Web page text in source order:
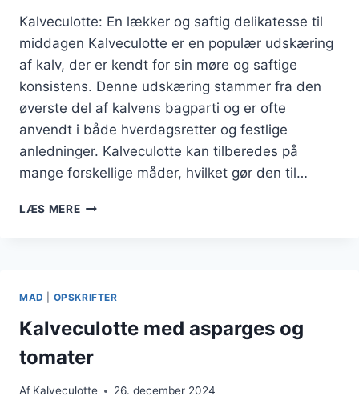
Kalveculotte: En lækker og saftig delikatesse til
middagen Kalveculotte er en populær udskæring
af kalv, der er kendt for sin møre og saftige
konsistens. Denne udskæring stammer fra den
øverste del af kalvens bagparti og er ofte
anvendt i både hverdagsretter og festlige
anledninger. Kalveculotte kan tilberedes på
mange forskellige måder, hvilket gør den til…
LÆS MEREKALVECULOTTE
SAFTIGHED
MAD OPSKRIFTER
Kalveculotte med asparges og
tomater
Af Kalveculotte 26. december 2024